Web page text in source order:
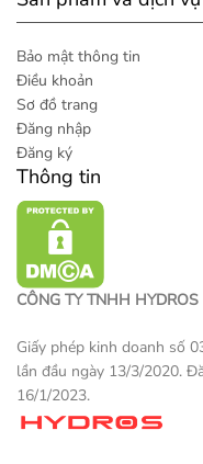
Bảo mật thông tin
Điều khoản
Sơ đồ trang
Đăng nhập
Đăng ký
Thông tin
CÔNG TY TNHH HYDROS
Giấy phép kinh doanh số
lần đầu ngày 13/3/2020.
16/1/2023.